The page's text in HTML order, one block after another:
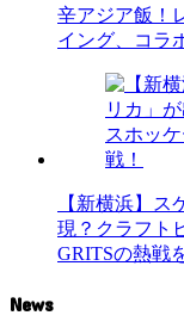
辛アジア飯！
イング、コラ
【新横浜】
現？クラフト
GRITSの熱戦
News